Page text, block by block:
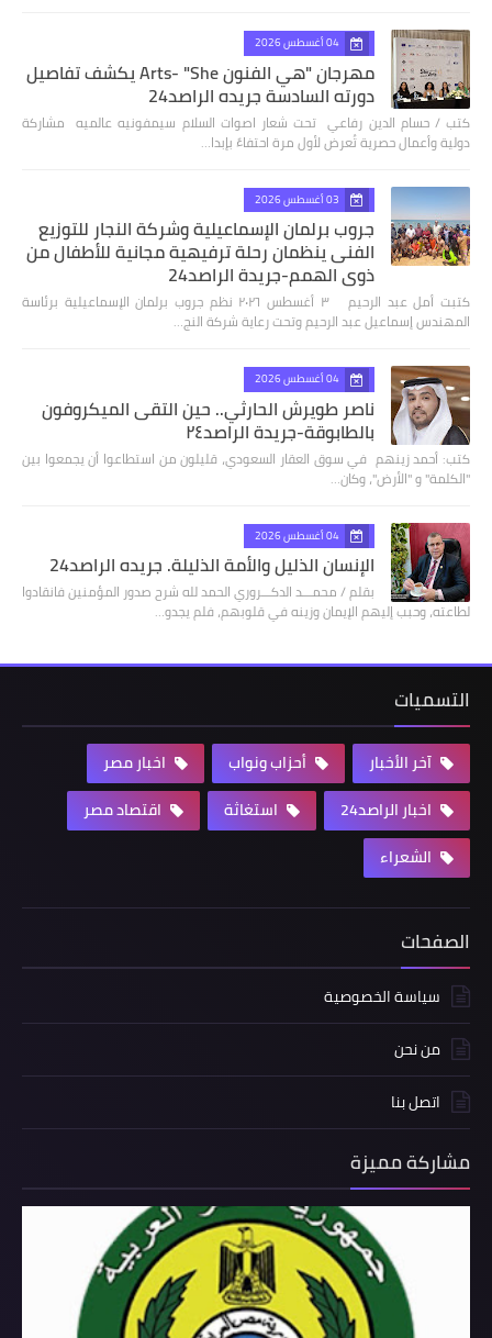
04 أغسطس 2026
مهرجان "هي الفنون Arts- "She يكشف تفاصيل
دورته السادسة جريده الراصد24
كتب / حسام الدين رفاعي تحت شعار اصوات السلام سيمفونيه عالميه مشاركة
دولية وأعمال حصرية تُعرض لأول مرة احتفاءً بإبدا…
03 أغسطس 2026
جروب برلمان الإسماعيلية وشركة النجار للتوزيع
الفنى ينظمان رحلة ترفيهية مجانية للأطفال من
ذوي الهمم-جريدة الراصد24
كتبت أمل عبد الرحيم ٣ أغسطس ٢٠٢٦ نظم جروب برلمان الإسماعيلية برئاسة
المهندس إسماعيل عبد الرحيم وتحت رعاية شركة النج…
04 أغسطس 2026
ناصر طويرش الحارثي.. حين التقى الميكروفون
بالطابوقة-جريدة الراصد٢٤
كتب: أحمد زينهم في سوق العقار السعودي، قليلون من استطاعوا أن يجمعوا بين
"الكلمة" و "الأرض"، وكان…
04 أغسطس 2026
الإنسان الذليل والأمة الذليلة. جريده الراصد24
بقلم / محمـــد الدكـــروري الحمد لله شرح صدور المؤمنين فانقادوا
لطاعته، وحبب إليهم الإيمان وزينه في قلوبهم، فلم يجدو…
التسميات
آخر الأخبار أحزاب ونواب
اخبار مصر
اخبار الراصد24
استغاثة
اقتصاد مصر
الشعراء
الصفحات
سياسة الخصوصية
من نحن
اتصل بنا
مشاركة مميزة